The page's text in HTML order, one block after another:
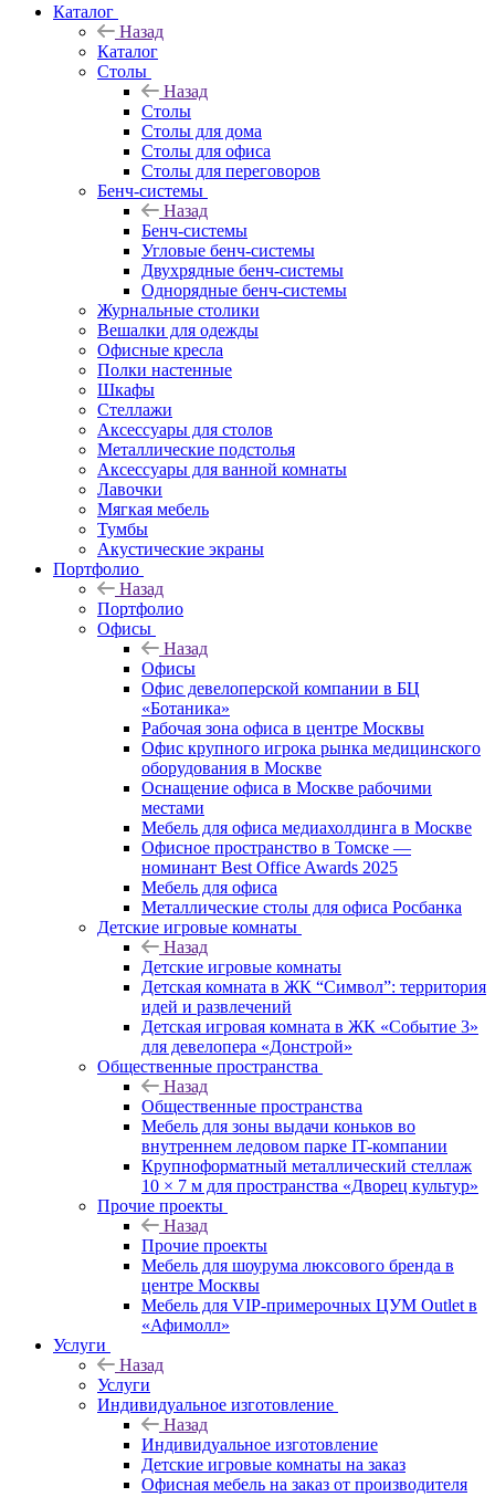
Каталог
Назад
Каталог
Столы
Назад
Столы
Столы для дома
Столы для офиса
Столы для переговоров
Бенч-системы
Назад
Бенч-системы
Угловые бенч-системы
Двухрядные бенч-системы
Однорядные бенч-системы
Журнальные столики
Вешалки для одежды
Офисные кресла
Полки настенные
Шкафы
Стеллажи
Аксессуары для столов
Металлические подстолья
Аксессуары для ванной комнаты
Лавочки
Мягкая мебель
Тумбы
Акустические экраны
Портфолио
Назад
Портфолио
Офисы
Назад
Офисы
Офис девелоперской компании в БЦ
«Ботаника»
Рабочая зона офиса в центре Москвы
Офис крупного игрока рынка медицинского
оборудования в Москве
Оснащение офиса в Москве рабочими
местами
Мебель для офиса медиахолдинга в Москве
Офисное пространство в Томске —
номинант Best Office Awards 2025
Мебель для офиса
Металлические столы для офиса Росбанка
Детские игровые комнаты
Назад
Детские игровые комнаты
Детская комната в ЖК “Символ”: территория
идей и развлечений
Детская игровая комната в ЖК «Событие 3»
для девелопера «Донстрой»
Общественные пространства
Назад
Общественные пространства
Мебель для зоны выдачи коньков во
внутреннем ледовом парке IT-компании
Крупноформатный металлический стеллаж
10 × 7 м для пространства «Дворец культур»
Прочие проекты
Назад
Прочие проекты
Мебель для шоурума люксового бренда в
центре Москвы
Мебель для VIP-примерочных ЦУМ Outlet в
«Афимолл»
Услуги
Назад
Услуги
Индивидуальное изготовление
Назад
Индивидуальное изготовление
Детские игровые комнаты на заказ
Офисная мебель на заказ от производителя